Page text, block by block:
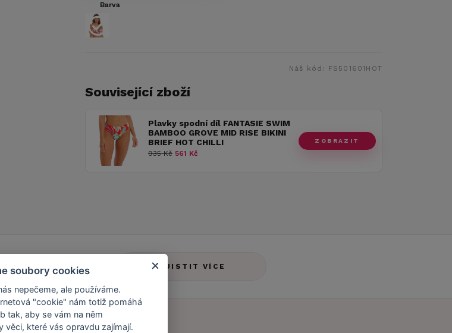
Barva
Náš kód: FS501601HOT
Související zboží
Plavky spodní díl FANTASIE SWIM
BAMBOO GROVE MID RISE BIKINI
BRIEF HOT CHILLI
935 Kč 561 Kč
ZOBRAZIT
Clubu! ZJISTIT VÍCE
soubory cookies
nepečeme, ale používáme.
"cookie" nám totiž pomáhá
tak, aby se vám na něm
věci, které vás opravdu zajímají.